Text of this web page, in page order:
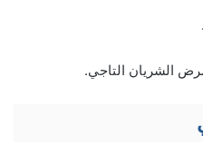
الشريان التاجي.